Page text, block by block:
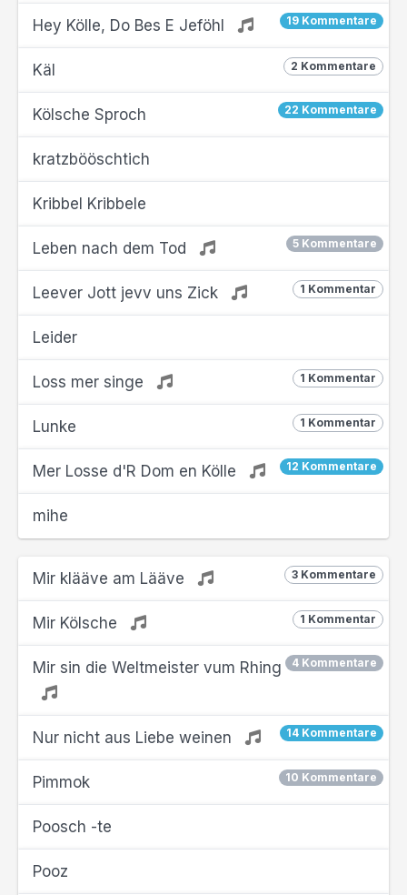
19 Kommentare
Hey Kölle, Do Bes E Jeföhl
2 Kommentare
Käl
22 Kommentare
Kölsche Sproch
kratzbööschtich
Kribbel Kribbele
5 Kommentare
Leben nach dem Tod
1 Kommentar
Leever Jott jevv uns Zick
Leider
1 Kommentar
Loss mer singe
1 Kommentar
Lunke
12 Kommentare
Mer Losse d'R Dom en Kölle
mihe
3 Kommentare
Mir klääve am Lääve
1 Kommentar
Mir Kölsche
4 Kommentare
Mir sin die Weltmeister vum Rhing
14 Kommentare
Nur nicht aus Liebe weinen
10 Kommentare
Pimmok
Poosch -te
Pooz